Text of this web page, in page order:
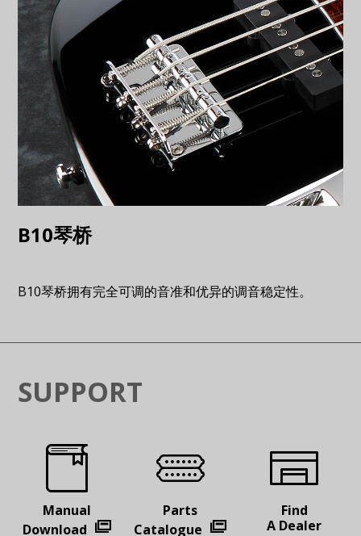
B10琴桥
B10琴桥拥有完全可调的音准和优异的调音稳定性。
SUPPORT
Manual
Download
Parts
Catalogue
Find
A Dealer